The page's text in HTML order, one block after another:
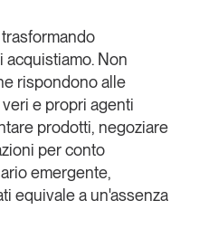
Newsletter
acquistiamo. Non
rispondono alle
e propri agenti
prodotti, negoziare
per conto
emergente,
equivale a un'assenza